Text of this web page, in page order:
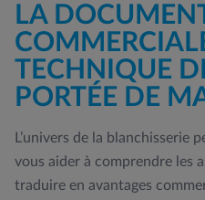
LA
TECHNIQUE
PORTÉE DE
L’univers de la
vous aider à comprendre les
traduire en avantages